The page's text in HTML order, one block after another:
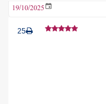
19/10/2025
25